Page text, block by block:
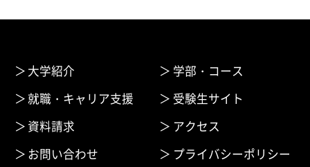
大学紹介
学部・コース
就職・キャリア支援
受験生サイト
資料請求
アクセス
お問い合わせ
プライバシーポリシー